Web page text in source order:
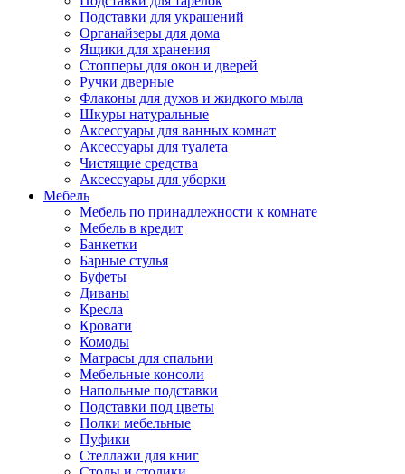
Подставки для украшений
Органайзеры для дома
Ящики для хранения
Стопперы для окон и дверей
Ручки дверные
Флаконы для духов и жидкого мыла
Шкуры натуральные
Аксессуары для ванных комнат
Аксессуары для туалета
Чистящие средства
Аксессуары для уборки
Мебель
Мебель по принадлежности к комнате
Мебель в кредит
Банкетки
Барные стулья
Буфеты
Диваны
Кресла
Кровати
Комоды
Матрасы для спальни
Мебельные консоли
Напольные подставки
Подставки под цветы
Полки мебельные
Пуфики
Стеллажи для книг